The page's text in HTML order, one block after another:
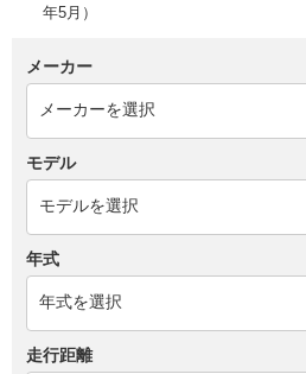
年5月）
メーカー
モデル
年式
走行距離